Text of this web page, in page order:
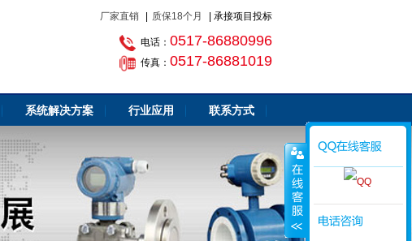
厂家直销 质保18个月 | 承接项目投标
电话： 0517-86880996
传真： 0517-86881019
系统解决方案 行业应用 联系方式